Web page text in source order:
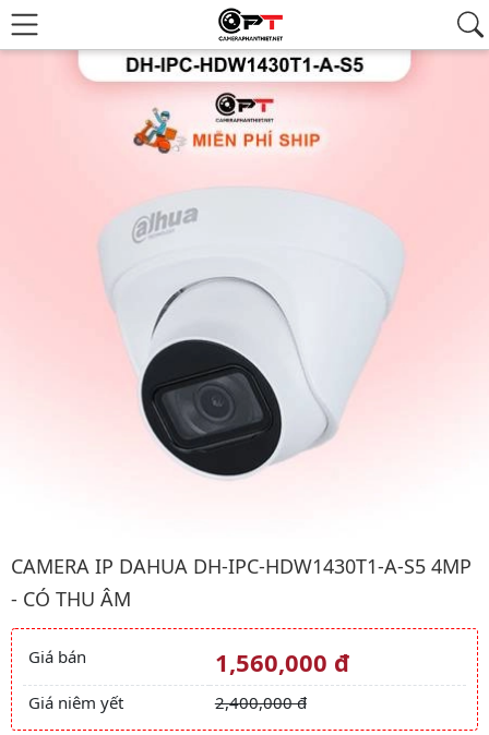
CAMERA IP DAHUA DH-IPC-HDW1430T1-A-S5 4MP
- CÓ THU ÂM
Giá và khuyến mãi
Giá bán 1,560,000 đ
Giá niêm yết 2,400,000 đ